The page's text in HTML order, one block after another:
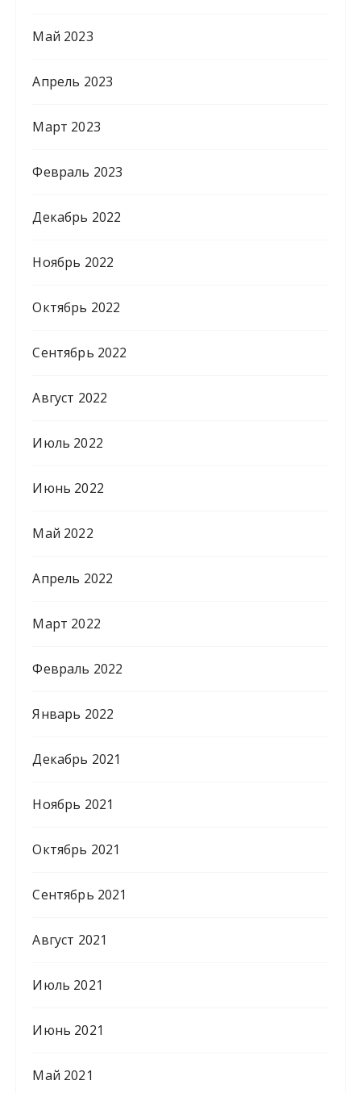
Май 2023
Апрель 2023
Март 2023
Февраль 2023
Декабрь 2022
Ноябрь 2022
Октябрь 2022
Сентябрь 2022
Август 2022
Июль 2022
Июнь 2022
Май 2022
Апрель 2022
Март 2022
Февраль 2022
Январь 2022
Декабрь 2021
Ноябрь 2021
Октябрь 2021
Сентябрь 2021
Август 2021
Июль 2021
Июнь 2021
Май 2021